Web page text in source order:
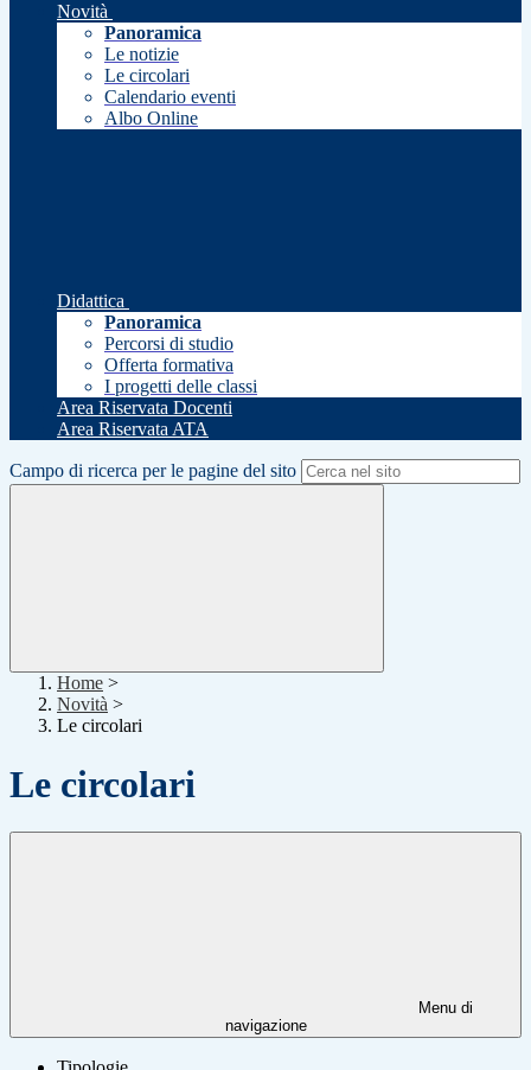
Novità
Panoramica
Le notizie
Le circolari
Calendario eventi
Albo Online
Didattica
Panoramica
Percorsi di studio
Offerta formativa
I progetti delle classi
Area Riservata Docenti
Area Riservata ATA
Campo di ricerca per le pagine del sito
Home >
Novità >
Le circolari
Le circolari
Menu di
navigazione